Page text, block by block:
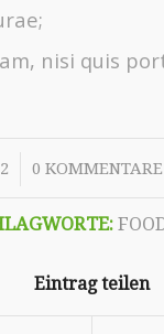
nisi quis
0 KOMMENTARE
/
Eintrag teilen